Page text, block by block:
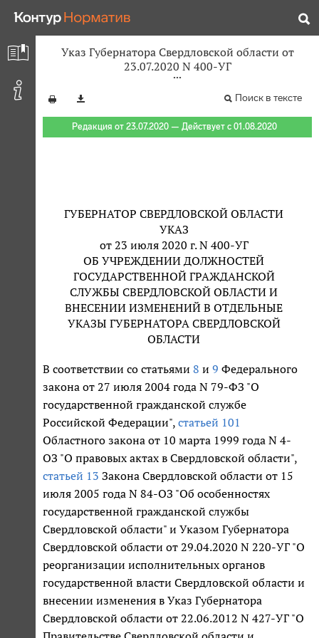
Указ Губернатора Свердловской области от
23.07.2020 N 400-УГ
Поиск в тексте
Редакция от 23.07.2020 — Действует с 01.08.2020
ГУБЕРНАТОР СВЕРДЛОВСКОЙ ОБЛАСТИ
УКАЗ
от 23 июля 2020 г. N 400-УГ
ОБ УЧРЕЖДЕНИИ ДОЛЖНОСТЕЙ
ГОСУДАРСТВЕННОЙ ГРАЖДАНСКОЙ
СЛУЖБЫ СВЕРДЛОВСКОЙ ОБЛАСТИ И
ВНЕСЕНИИ ИЗМЕНЕНИЙ В ОТДЕЛЬНЫЕ
УКАЗЫ ГУБЕРНАТОРА СВЕРДЛОВСКОЙ
ОБЛАСТИ
В соответствии со статьями 8 и 9 Федерального
закона от 27 июля 2004 года N 79-ФЗ "О
государственной гражданской службе
Российской Федерации", статьей 101
Областного закона от 10 марта 1999 года N 4-
ОЗ "О правовых актах в Свердловской области",
статьей 13 Закона Свердловской области от 15
июля 2005 года N 84-ОЗ "Об особенностях
государственной гражданской службы
Свердловской области" и Указом Губернатора
Свердловской области от 29.04.2020 N 220-УГ "О
реорганизации исполнительных органов
государственной власти Свердловской области и
внесении изменения в Указ Губернатора
Свердловской области от 22.06.2012 N 427-УГ "О